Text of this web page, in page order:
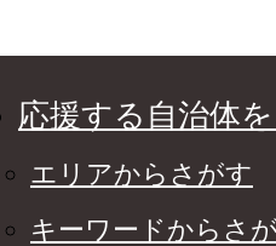
応援する自治体
エリアからさがす
キーワードからさ